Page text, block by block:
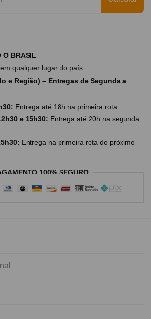
O BRASIL
qualquer lugar do país.
e Região) – Entregas de Segunda a
Entrega até 18h na primeira rota.
e 15h30: Entrega até 20h na segunda
Entrega na primeira rota do próximo
100% SEGURO